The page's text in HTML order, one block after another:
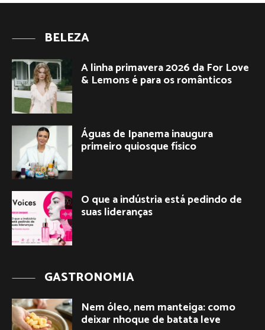
BELEZA
A linha primavera 2026 da For Love
& Lemons é para os românticos
Águas de Ipanema inaugura
primeiro quiosque físico
O que a indústria está pedindo de
suas lideranças
GASTRONOMIA
Nem óleo, nem manteiga: como
deixar nhoque de batata leve